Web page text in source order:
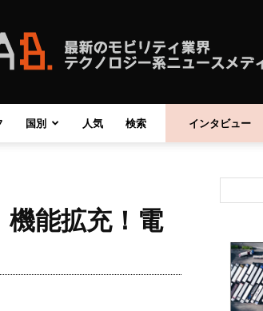
自
動
国別 人気 検索 インタビュー
能拡充！電